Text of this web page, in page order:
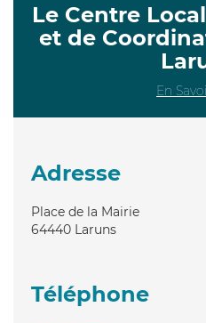
Le Centre
et de
En
Adresse
Place de la Mairie
64440 Laruns
Téléphone